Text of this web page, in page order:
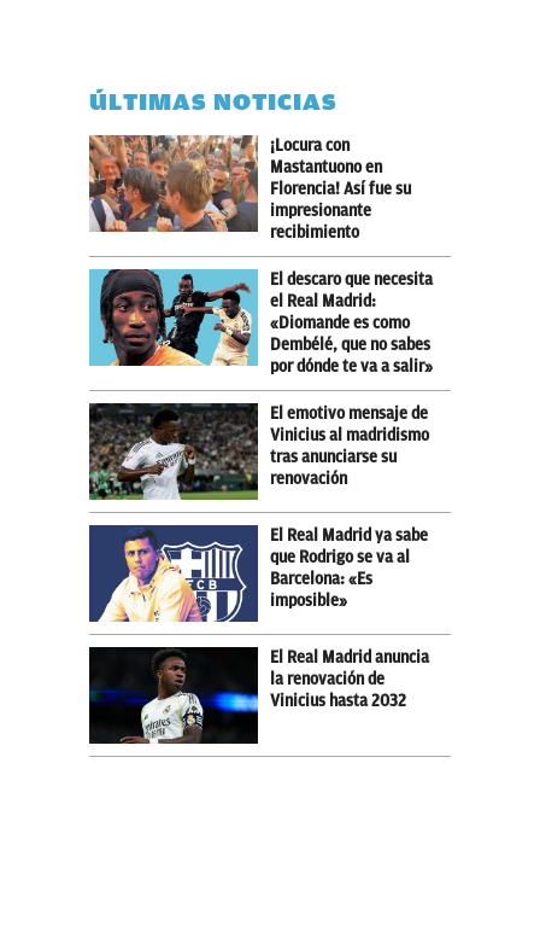
ÚLTIMAS NOTICIAS
¡Locura con
Mastantuono en
Florencia! Así fue su
impresionante
recibimiento
El descaro que necesita
el Real Madrid:
«Diomande es como
Dembélé, que no sabes
por dónde te va a salir»
El emotivo mensaje de
Vinicius al madridismo
tras anunciarse su
renovación
El Real Madrid ya sabe
que Rodrigo se va al
Barcelona: «Es
imposible»
El Real Madrid anuncia
la renovación de
Vinicius hasta 2032